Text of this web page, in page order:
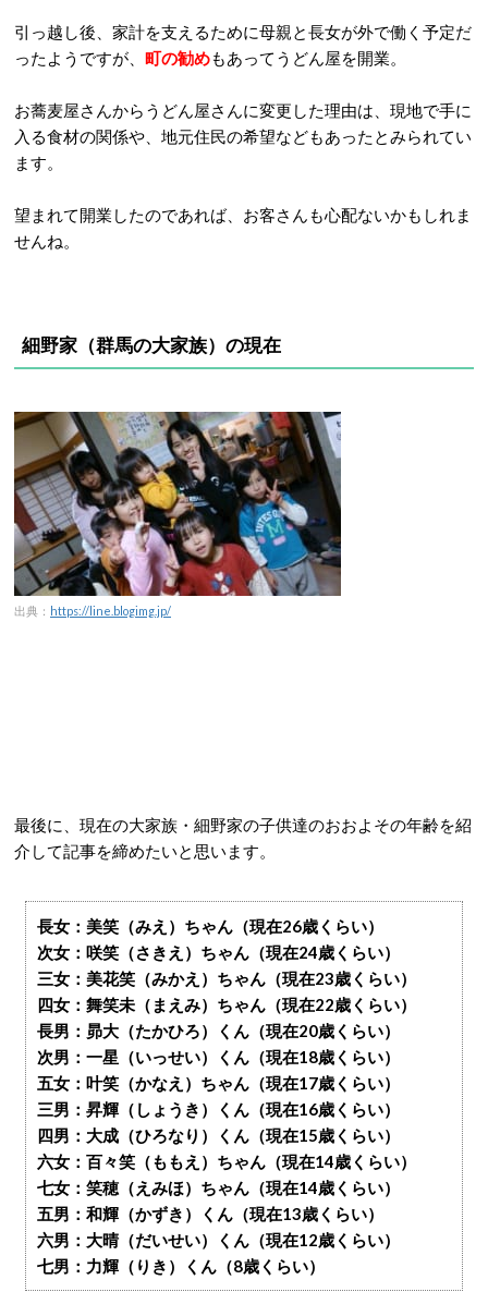
引っ越し後、家計を支えるために母親と長女が外で働く予定だ
ったようですが、 町の勧めもあってうどん屋を開業。
お蕎麦屋さんからうどん屋さんに変更した理由は、現地で手に
入る食材の関係や、地元住民の希望などもあったとみられてい
ます。
望まれて開業したのであれば、お客さんも心配ないかもしれま
せんね。
細野家（群馬の大家族） の現在
出典： https://line.blogimg.jp/
最後に、現在の大家族・細野家の子供達のおおよその年齢を紹
介して記事を締めたいと思います。
長女：美笑（みえ）ちゃん（現在26歳くらい）
次女：咲笑（さきえ）ちゃん（現在24歳くらい）
三女：美花笑（みかえ）ちゃん（現在23歳くらい）
四女：舞笑未（まえみ）ちゃん（現在22歳くらい）
長男：昴大（たかひろ）くん（現在20歳くらい）
次男：一星（いっせい）くん（現在18歳くらい）
五女：叶笑（かなえ）ちゃん（現在17歳くらい）
三男：昇輝（しょうき）くん（現在16歳くらい）
四男：大成（ひろなり）くん（現在15歳くらい）
六女：百々笑（ももえ）ちゃん（現在14歳くらい）
七女：笑穂（えみほ）ちゃん（現在14歳くらい）
五男：和輝（かずき）くん（現在13歳くらい）
六男：大晴（だいせい）くん（現在12歳くらい）
七男：力輝（りき）くん（8歳くらい）